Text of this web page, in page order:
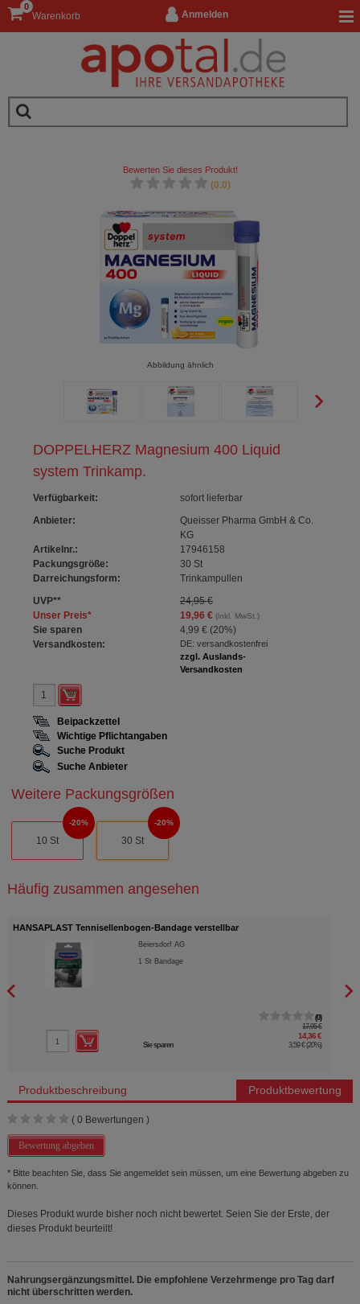
Anmelden
Warenkorb
0
DOPPELHERZ Magnesium 400 Liquid
system Trinkamp.
Verfügbarkeit:
sofort lieferbar
Anbieter:
Queisser Pharma GmbH & Co.
KG
Artikelnr.:
17946158
Packungsgröße:
30 St
Darreichungsform:
Trinkampullen
UVP**
24,95 €
Unser Preis* 19,96 €(inkl. MwSt.)
Sie sparen 4,99 € (20%)
Versandkosten:
DE: versandkostenfrei
zzgl. Auslands-
Versandkosten
Bewerten Sie dieses Produkt!
(0.0)
Abbildung ähnlich
Beipackzettel
Wichtige Pflichtangaben
Suche Produkt
Suche Anbieter
Weitere Packungsgrößen
10 St
20%
30 St
20%
Häufig zusammen angesehen
HANSAPLAST Tennisellenbogen-Bandage verstellbar
Beiersdorf AG
1St Bandage
0
17,95 €
14,36 €
Sie sparen 3,59 € (20%)
Produktbeschreibung Produktbewertung
( 0 Bewertungen )
Bewertung abgeben
* Bitte beachten Sie, dass Sie angemeldet sein müssen, um eine Bewertung abgeben zu
können.
Dieses Produkt wurde bisher noch nicht bewertet. Seien Sie der Erste, der
dieses Produkt beurteilt!
Nahrungsergänzungsmittel. Die empfohlene Verzehrmenge pro Tag darf
nicht überschritten werden.